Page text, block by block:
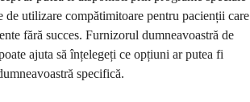
de utilizare compătimitoare pentru pacienții care
fără succes. Furnizorul dumneavoastră de
ajuta să înțelegeți ce opțiuni ar putea fi
specifică.